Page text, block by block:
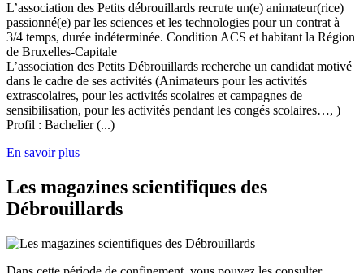
L’association des Petits débrouillards recrute un(e) animateur(rice)
passionné(e) par les sciences et les technologies pour un contrat à
3/4 temps, durée indéterminée. Condition ACS et habitant la Région
de Bruxelles-Capitale
L’association des Petits Débrouillards recherche un candidat motivé
dans le cadre de ses activités (Animateurs pour les activités
extrascolaires, pour les activités scolaires et campagnes de
sensibilisation, pour les activités pendant les congés scolaires…, )
Profil : Bachelier (...)
En savoir plus
Les magazines scientifiques des
Débrouillards